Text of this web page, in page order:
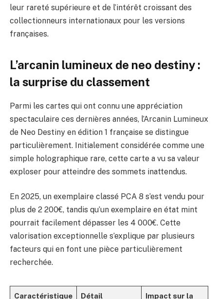
leur rareté supérieure et de l’intérêt croissant des
collectionneurs internationaux pour les versions
françaises.
L’arcanin lumineux de neo destiny :
la surprise du classement
Parmi les cartes qui ont connu une appréciation
spectaculaire ces dernières années, l’Arcanin Lumineux
de Neo Destiny en édition 1 française se distingue
particulièrement. Initialement considérée comme une
simple holographique rare, cette carte a vu sa valeur
exploser pour atteindre des sommets inattendus.
En 2025, un exemplaire classé PCA 8 s’est vendu pour
plus de 2 200€, tandis qu’un exemplaire en état mint
pourrait facilement dépasser les 4 000€. Cette
valorisation exceptionnelle s’explique par plusieurs
facteurs qui en font une pièce particulièrement
recherchée.
Caractéristique Détail Impact sur la